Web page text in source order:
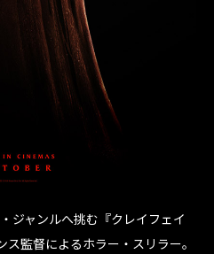
ジャンルへ挑む『クレイフェイ
監督によるホラー・スリラー。